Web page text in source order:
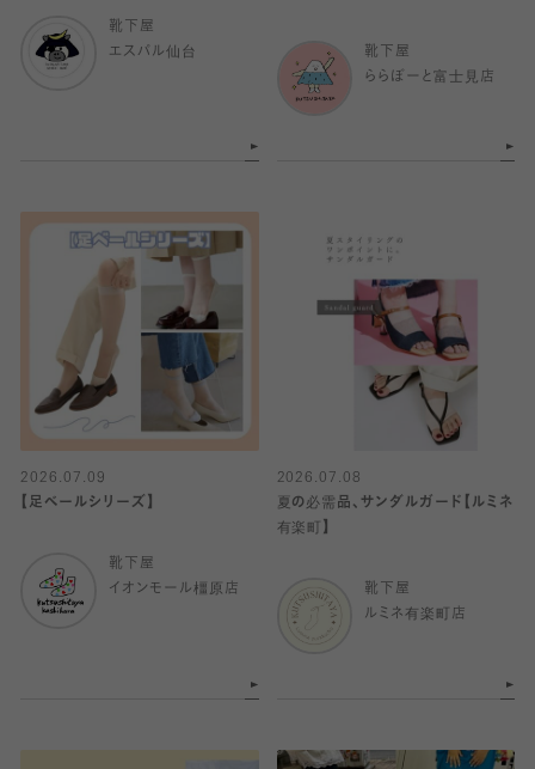
靴下屋
エスパル仙台
靴下屋
ららぽーと富士見店
2026.07.09
【足ベールシリーズ】
靴下屋
イオンモール橿原店
2026.07.08
夏の必需品、サンダルガード【ルミネ
有楽町】
靴下屋
ルミネ有楽町店